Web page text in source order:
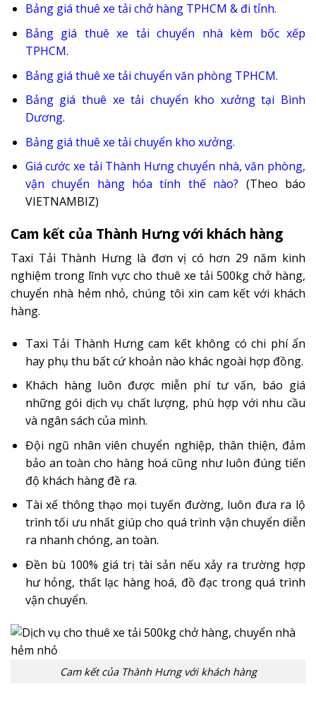
Bảng giá thuê xe tải chở hàng TPHCM & đi tỉnh.
Bảng giá thuê xe tải chuyển nhà kèm bốc xếp
TPHCM.
Bảng giá thuê xe tải chuyển văn phòng TPHCM.
Bảng giá thuê xe tải chuyển kho xưởng tại Bình
Dương.
Bảng giá thuê xe tải chuyển kho xưởng.
Giá cước xe tải Thành Hưng chuyển nhà, văn phòng,
vận chuyển hàng hóa tính thế nào? (Theo báo
VIETNAMBIZ)
Cam kết của Thành Hưng với khách hàng
Taxi Tải Thành Hưng là đơn vị có hơn 29 năm kinh
nghiệm trong lĩnh vực cho thuê xe tải 500kg chở hàng,
chuyển nhà hẻm nhỏ, chúng tôi xin cam kết với khách
hàng.
Taxi Tải Thành Hưng cam kết không có chi phí ẩn
hay phụ thu bất cứ khoản nào khác ngoài hợp đồng.
Khách hàng luôn được miễn phí tư vấn, báo giá
những gói dịch vụ chất lượng, phù hợp với nhu cầu
và ngân sách của mình.
Đội ngũ nhân viên chuyển nghiệp, thân thiện, đảm
bảo an toàn cho hàng hoá cũng như luôn đúng tiến
độ khách hàng đề ra.
Tài xế thông thạo mọi tuyến đường, luôn đưa ra lộ
trình tối ưu nhất giúp cho quá trình vận chuyển diễn
ra nhanh chóng, an toàn.
Đền bù 100% giá trị tài sản nếu xảy ra trường hợp
hư hỏng, thất lạc hàng hoá, đồ đạc trong quá trình
vận chuyển.
Cam kết của Thành Hưng với khách hàng